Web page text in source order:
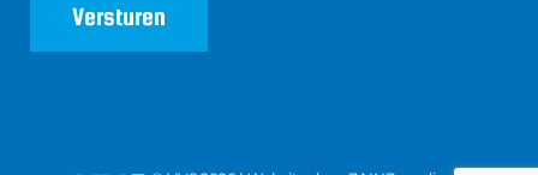
Versturen